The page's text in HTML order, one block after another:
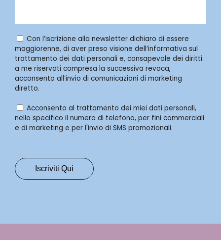
Con l’iscrizione alla newsletter dichiaro di essere
maggiorenne, di aver preso visione dell’informativa sul
trattamento dei dati personali e, consapevole dei diritti
a me riservati compresa la successiva revoca,
acconsento all’invio di comunicazioni di marketing
diretto.
Acconsento al trattamento dei miei dati personali,
nello specifico il numero di telefono, per fini commerciali
e di marketing e per l'invio di SMS promozionali.